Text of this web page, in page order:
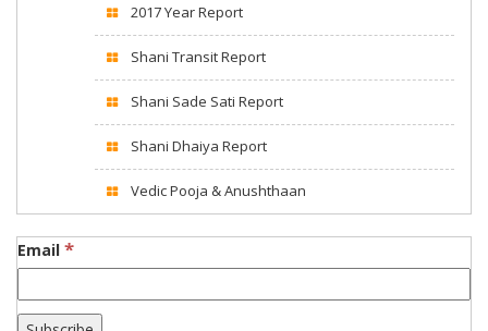
2017 Year Report
Shani Transit Report
Shani Sade Sati Report
Shani Dhaiya Report
Vedic Pooja & Anushthaan
Email *